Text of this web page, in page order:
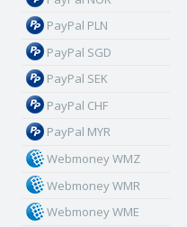
PayPal PLN
PayPal SGD
PayPal SEK
PayPal CHF
PayPal MYR
Webmoney WMZ
Webmoney WMR
Webmoney WME